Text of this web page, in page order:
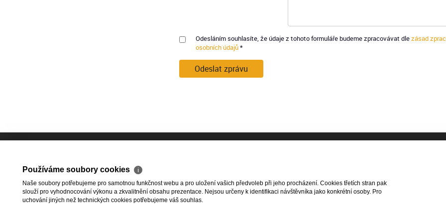
Odesláním souhlasíte, že údaje z tohoto formuláře budeme zpracovávat dlezásad
osobních údajů*
Odeslat zprávu
2026 © HESTIA Group s.r.o., všechna práva vyhrazena |
Ochrana osobních údajů|Cookies
Používáme soubory cookies ℹ
Naše soubory potřebujeme pro samotnou funkčnost webu a pro uložení vašich předvoleb při jeho procházení. Cookies třetích stran pak
slouží pro vyhodnocování výkonu a zkvalitnění obsahu prezentace. Nejsou určeny k identifikaci návštěvníka jako konkrétní osoby. Pro
uchování jiných než technických cookies potřebujeme váš souhlas.